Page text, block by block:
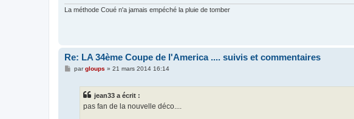
La méthode Coué n'a jamais empéché la pluie de tomber
Re: LA 34ème Coupe de l'America .... suivis et commentaires
Mpargloups » 21 mars 2014 16:14
jean33 a écrit :
pas fan de la nouvelle déco....